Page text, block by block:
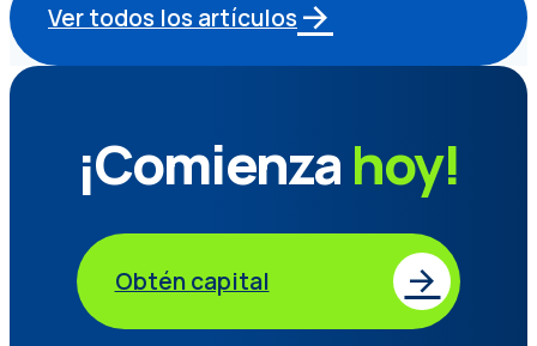
Ver todos los artículos
¡Comienzahoy!
Obtén capital